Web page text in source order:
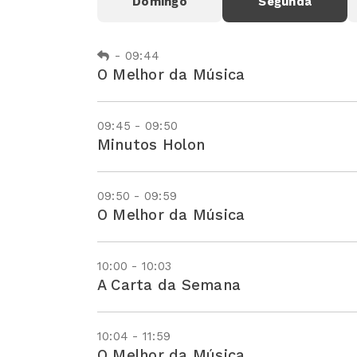
- 09:44
O Melhor da Música
09:45 - 09:50
Minutos Holon
09:50 - 09:59
O Melhor da Música
10:00 - 10:03
A Carta da Semana
10:04 - 11:59